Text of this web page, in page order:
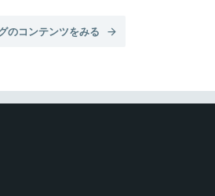
のコンテンツをみる